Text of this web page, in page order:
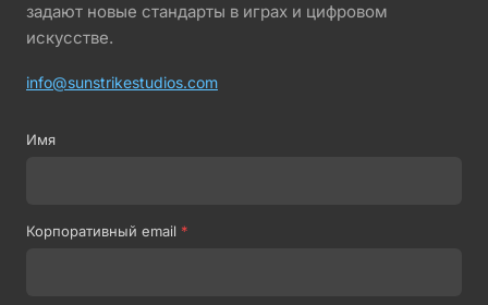
задают новые стандарты в играх и цифровом
искусстве.
info@sunstrikestudios.com
Имя
Корпоративный email *